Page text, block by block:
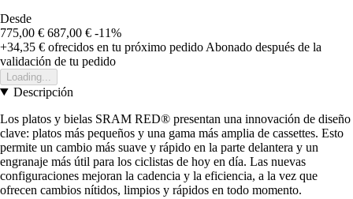
Desde
775,00 € 687,00 € -11%
+34,35 € ofrecidos en tu próximo pedido Abonado después de la
validación de tu pedido
Loading...
Descripción
Los platos y bielas SRAM RED® presentan una innovación de diseño
clave: platos más pequeños y una gama más amplia de cassettes. Esto
permite un cambio más suave y rápido en la parte delantera y un
engranaje más útil para los ciclistas de hoy en día. Las nuevas
configuraciones mejoran la cadencia y la eficiencia, a la vez que
ofrecen cambios nítidos, limpios y rápidos en todo momento.